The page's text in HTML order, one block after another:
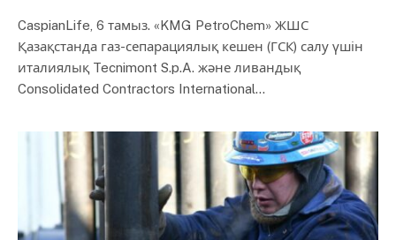
CaspianLife, 6 тамыз. «KMG PetroChem» ЖШС
Қазақстанда газ-сепарациялық кешен (ГСК) салу үшін
италиялық Tecnimont S.p.A. және ливандық
Consolidated Contractors International…